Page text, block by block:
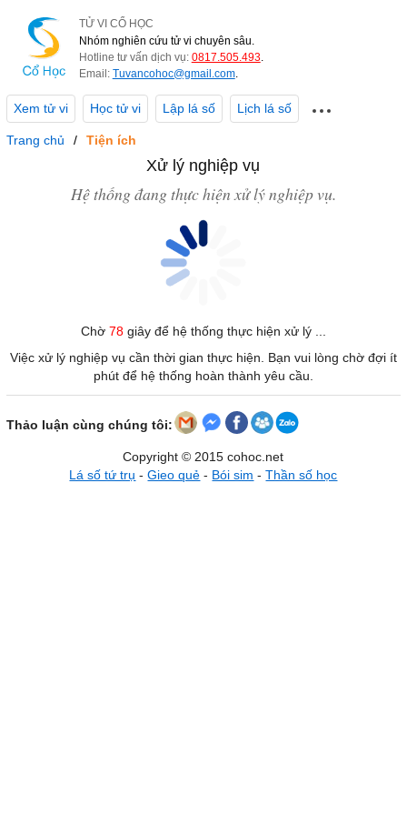
TỬ VI CỔ HỌC
Nhóm nghiên cứu tử vi chuyên sâu.
Hotline tư vấn dịch vụ: 0817.505.493.
Email: Tuvancohoc@gmail.com.
Xem tử vi Học tử vi Lập lá số Lịch lá số
Trang chủ Tiện ích
Xử lý nghiệp vụ
Hệ thống đang thực hiện xử lý nghiệp vụ.
Chờ 78giây để hệ thống thực hiện xử lý ...
Việc xử lý nghiệp vụ cần thời gian thực hiện. Bạn vui lòng chờ đợi ít
phút để hệ thống hoàn thành yêu cầu.
Thảo luận cùng chúng tôi:
Copyright © 2015 cohoc.net
Lá số tứ trụ -Gieo quẻ - Bói sim -Thần số học